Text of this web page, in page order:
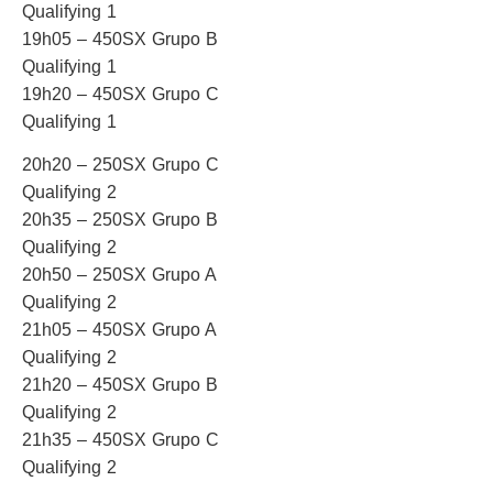
Qualifying 1
19h05 – 450SX Grupo B
Qualifying 1
19h20 – 450SX Grupo C
Qualifying 1
20h20 – 250SX Grupo C
Qualifying 2
20h35 – 250SX Grupo B
Qualifying 2
20h50 – 250SX Grupo A
Qualifying 2
21h05 – 450SX Grupo A
Qualifying 2
21h20 – 450SX Grupo B
Qualifying 2
21h35 – 450SX Grupo C
Qualifying 2